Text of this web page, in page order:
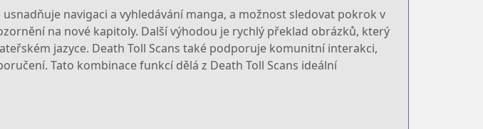
navigaci a vyhledávání manga, a možnost sledovat pokrok v
na nové kapitoly. Další výhodou je rychlý překlad obrázků, který
jazyce. Death Toll Scans také podporuje komunitní interakci,
Tato kombinace funkcí dělá z Death Toll Scans ideální